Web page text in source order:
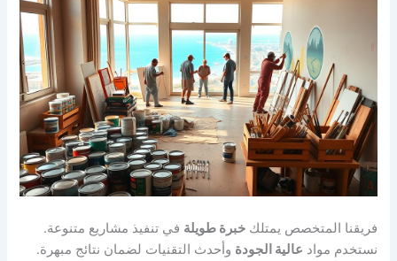
فريقنا المتخصص يمتلكخبرة طويلة في تنفيذ مشاريع متنوعة.
نستخدم مواد عالية الجودة وأحدث التقنيات لضمان نتائج مبهرة.